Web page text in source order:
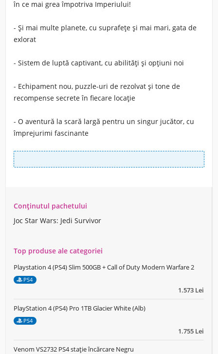
în ce mai grea împotriva Imperiului!
- Și mai multe planete, cu suprafețe și mai mari, gata de
exlorat
- Sistem de luptă captivant, cu abilități și opțiuni noi
- Echipament nou, puzzle-uri de rezolvat și tone de
recompense secrete în fiecare locație
- O aventură la scară largă pentru un singur jucător, cu
împrejurimi fascinante
Conținutul pachetului
Joc Star Wars: Jedi Survivor
Top produse ale categoriei
1.573 Lei
Playstation 4 (PS4) Slim 500GB + Call of Duty Modern Warfare 2
PS4
1.755 Lei
PlayStation 4 (PS4) Pro 1TB Glacier White (Alb)
PS4
Venom VS2732 PS4 stație încărcare Negru